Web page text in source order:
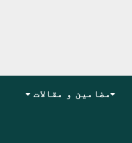
مضامین و مقالات